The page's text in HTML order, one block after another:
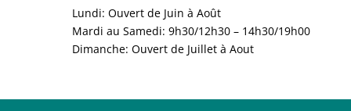
Lundi: Ouvert de Juin à Août
Mardi au Samedi: 9h30/12h30 – 14h30/19h00
Dimanche: Ouvert de Juillet à Aout